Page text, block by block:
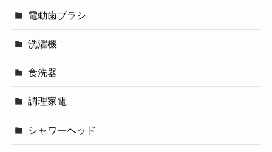
電動歯ブラシ
洗濯機
食洗器
調理家電
シャワーヘッド